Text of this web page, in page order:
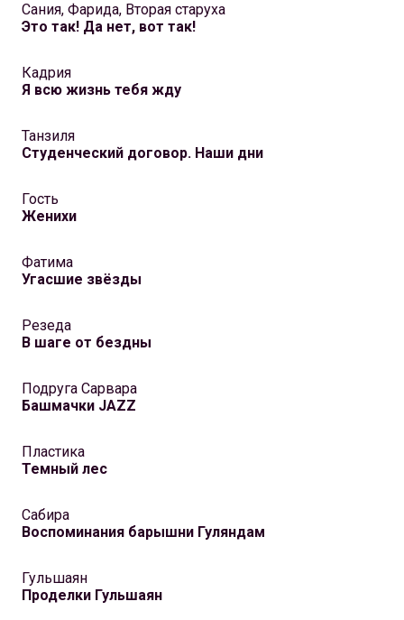
Сания, Фарида, Вторая старуха
Это так! Да нет, вот так!
Кадрия
Я всю жизнь тебя жду
Танзиля
Студенческий договор. Наши дни
Гость
Женихи
Фатима
Угасшие звёзды
Резеда
В шаге от бездны
Подруга Сарвара
Башмачки JAZZ
Пластика
Темный лес
Сабира
Воспоминания барышни Гуляндам
Гульшаян
Проделки Гульшаян